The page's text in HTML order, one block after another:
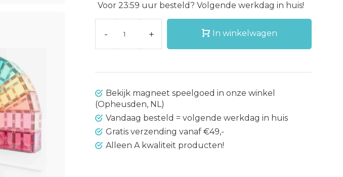
Voor 23:59 uur besteld? Volgende werkdag in huis!
- + In winkelwagen
Bekijk magneet speelgoed in onze winkel
(Opheusden, NL)
Vandaag besteld = volgende werkdag in huis
Gratis verzending vanaf €49,-
Alleen A kwaliteit producten!